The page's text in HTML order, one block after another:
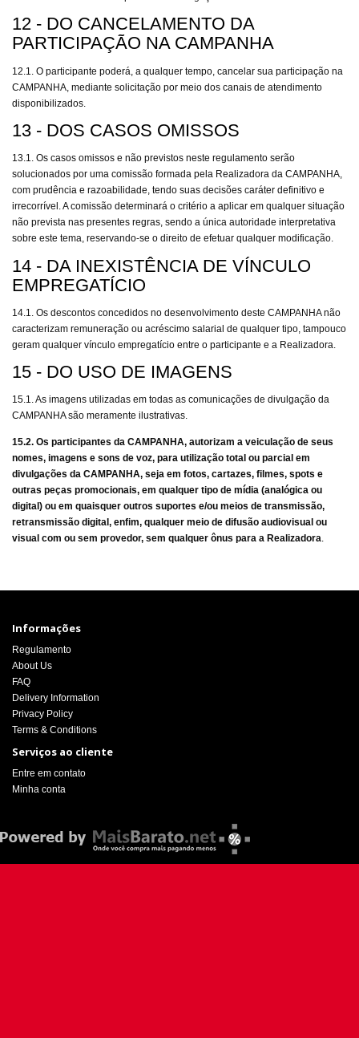
12 - DO CANCELAMENTO DA
PARTICIPAÇÃO NA CAMPANHA
12.1. O participante poderá, a qualquer tempo, cancelar sua participação na
CAMPANHA, mediante solicitação por meio dos canais de atendimento
disponibilizados.
13 - DOS CASOS OMISSOS
13.1. Os casos omissos e não previstos neste regulamento serão
solucionados por uma comissão formada pela Realizadora da CAMPANHA,
com prudência e razoabilidade, tendo suas decisões caráter definitivo e
irrecorrível. A comissão determinará o critério a aplicar em qualquer situação
não prevista nas presentes regras, sendo a única autoridade interpretativa
sobre este tema, reservando-se o direito de efetuar qualquer modificação.
14 - DA INEXISTÊNCIA DE VÍNCULO
EMPREGATÍCIO
14.1. Os descontos concedidos no desenvolvimento deste CAMPANHA não
caracterizam remuneração ou acréscimo salarial de qualquer tipo, tampouco
geram qualquer vínculo empregatício entre o participante e a Realizadora.
15 - DO USO DE IMAGENS
15.1. As imagens utilizadas em todas as comunicações de divulgação da
CAMPANHA são meramente ilustrativas.
15.2. Os participantes da CAMPANHA, autorizam a veiculação de seus
nomes, imagens e sons de voz, para utilização total ou parcial em
divulgações da CAMPANHA, seja em fotos, cartazes, filmes, spots e
outras peças promocionais, em qualquer tipo de mídia (analógica ou
digital) ou em quaisquer outros suportes e/ou meios de transmissão,
retransmissão digital, enfim, qualquer meio de difusão audiovisual ou
visual com ou sem provedor, sem qualquer ônus para a Realizadora.
Informações
Regulamento
About Us
FAQ
Delivery Information
Privacy Policy
Terms & Conditions
Serviços ao cliente
Entre em contato
Minha conta